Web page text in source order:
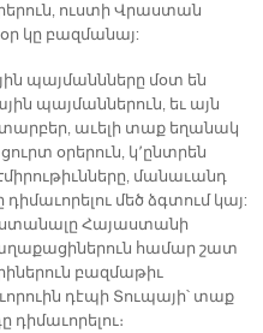
ուստի Վրաստան
կը բազմանայ:
պայմաննները մօտ են
պայմաններուն, եւ այն
տարբեր, աւելի տաք եղանակ
օրերուն, կ՚ընտրեն
մանաւանդ
մեծ ձգտում կայ:
ստանալը Հայաստանի
համար շատ
բազմաթիւ
դէպի Տուպայի՝ տաք